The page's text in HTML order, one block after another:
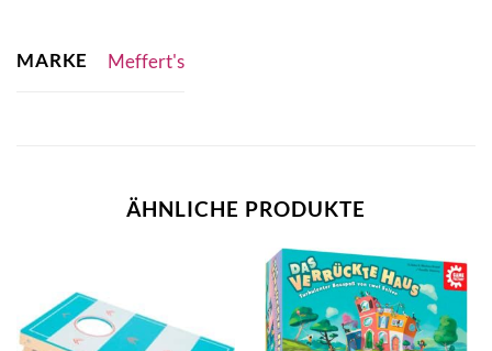
MARKE Meffert's
ÄHNLICHE PRODUKTE